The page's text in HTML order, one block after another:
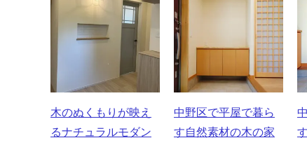
木のぬくもりが映え
るナチュラルモダン
中野区で平屋で暮ら
す自然素材の木の家